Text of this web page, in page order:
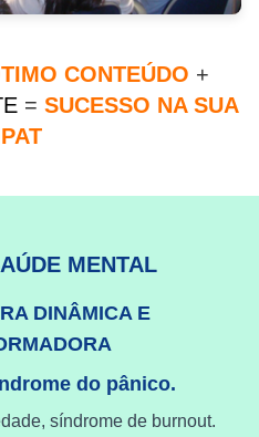
CONTEÚDO +
= SUCESSO NA SUA
MENTAL
DINÂMICA E
do pânico.
síndrome de burnout.